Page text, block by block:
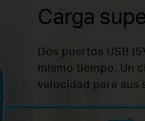
Carga
Dos puertos USB
mismo tiempo. Un
velocidad para sus